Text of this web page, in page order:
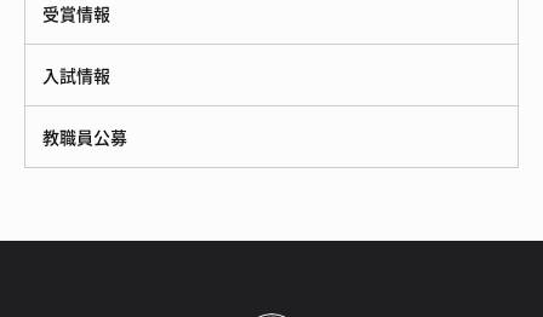
受賞情報
入試情報
教職員公募